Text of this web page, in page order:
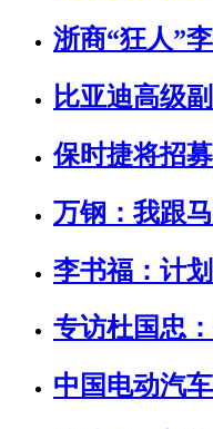
浙商“狂人”
比亚迪高级
保时捷将招
万钢：我跟
李书福：计
专访杜国忠
中国电动汽